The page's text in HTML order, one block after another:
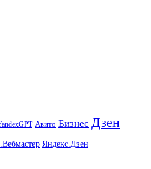
Авито Бизнес Дзен
Яндекс.Дзен